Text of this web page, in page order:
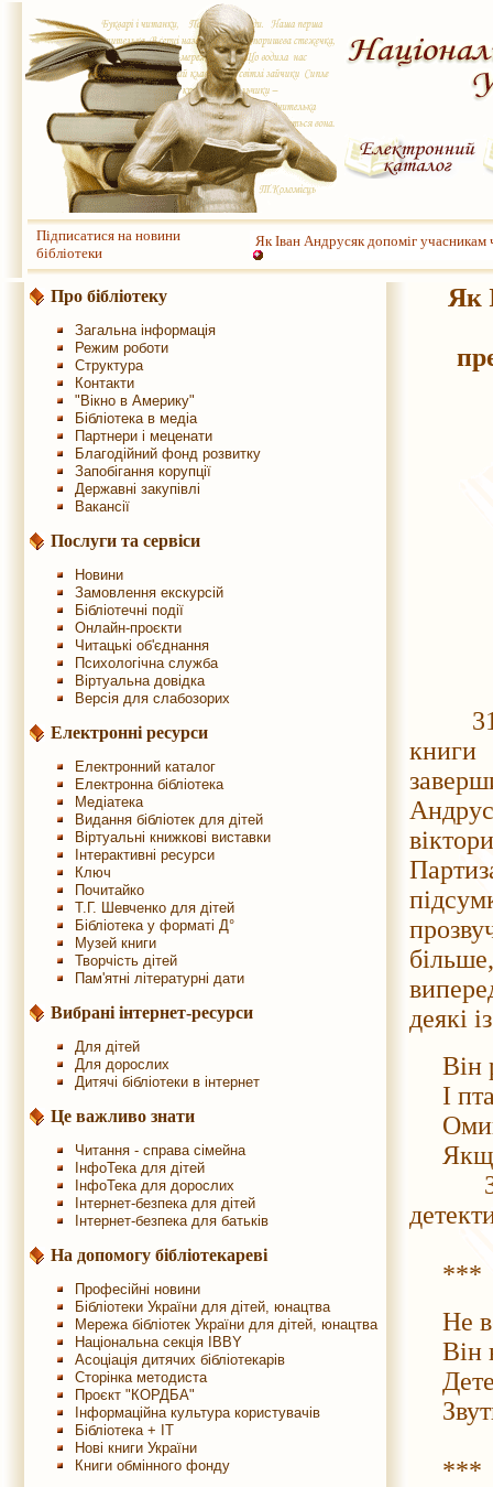
Підписатися на новини
бібліотеки
Як Іван Андрусяк допоміг
Про бібліотеку
Загальна інформація
Режим роботи
Структура
Контакти
"Вікно в Америку"
Бібліотека в медіа
Партнери і меценати
Благодійний фонд розвитку
Запобігання корупції
Державні закупівлі
Вакансії
Послуги та сервіси
Новини
Замовлення екскурсій
Бібліотечні події
Онлайн-проєкти
Читацькі об'єднання
Психологічна служба
Віртуальна довідка
Версія для слабозорих
Електронні ресурси
Електронний каталог
Електронна бібліотека
Медіатека
Видання бібліотек для дітей
Віртуальні книжкові виставки
Інтерактивні ресурси
Ключ
Почитайко
Т.Г. Шевченко для дітей
Бібліотека у форматі Д°
Музей книги
Творчість дітей
Пам'ятні літературні дати
Вибрані інтернет-ресурси
Для дітей
Для дорослих
Дитячі бібліотеки в інтернет
Це важливо знати
Читання - справа сімейна
ІнфоТека для дітей
ІнфоТека для дорослих
Інтернет-безпека для дітей
Інтернет-безпека для батьків
На допомогу бібліотекареві
Професійні новини
Бібліотеки України для дітей, юнацтва
Мережа бібліотек України для дітей, юнацтва
Національна секція IBBY
Асоціація дитячих бібліотекарів
Сторінка методиста
Проєкт "КОРДБА"
Інформаційна культура користувачів
Бібліотека + IT
Нові книги України
Книги обмінного фонду
Як
31
деякі
Він
І
Якщо
***
Не
Він
***